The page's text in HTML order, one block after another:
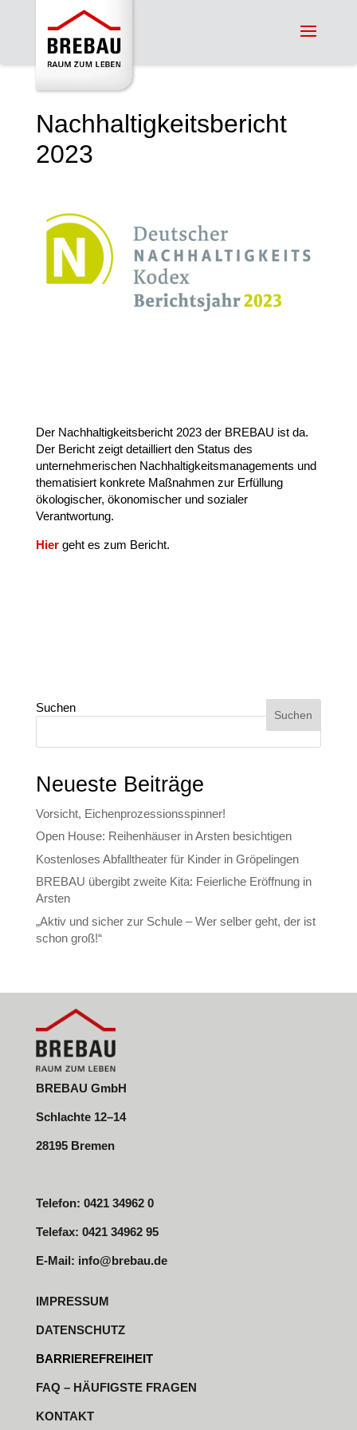
Nachhaltigkeitsbericht
2023
Der Nachhaltigkeitsbericht 2023 der BREBAU ist da.
Der Bericht zeigt detailliert den Status des
unternehmerischen Nachhaltigkeitsmanagements und
thematisiert konkrete Maßnahmen zur Erfüllung
ökologischer, ökonomischer und sozialer
Verantwortung.
Hiergeht es zum Bericht.
Suchen
Suchen
Neueste Beiträge
Vorsicht, Eichenprozessionsspinner!
Open House: Reihenhäuser in Arsten besichtigen
Kostenloses Abfalltheater für Kinder in Gröpelingen
BREBAU übergibt zweite Kita: Feierliche Eröffnung in
Arsten
„Aktiv und sicher zur Schule – Wer selber geht, der ist
schon groß!“
BREBAU GmbH
Schlachte 12–14
28195 Bremen
Telefon: 0421 34962 0
Telefax: 0421 34962 95
E-Mail: info@brebau.de
IMPRESSUM
DATENSCHUTZ
BARRIEREFREIHEIT
FAQ – HÄUFIGSTE FRAGEN
KONTAKT